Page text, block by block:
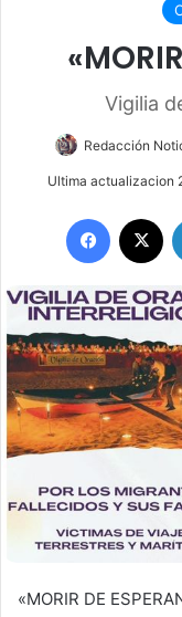
Vigilia
Redacción
Ultima actualizacion
«MORIR DE